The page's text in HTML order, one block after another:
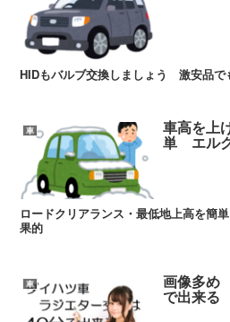
HIDもバルブ交換しましょう 激安品で
車 車高を上
単 エル
ロードクリアランス・最低地上高を簡
果的
車 画像多め
で出来る